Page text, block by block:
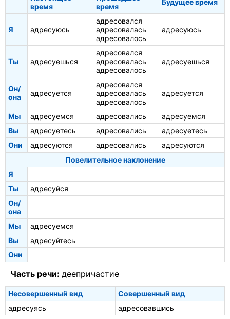
время
время
Будущее время
Я адресуюсь
адресовался
адресовалась
адресовалось
адресуюсь
Ты адресуешься
адресовался
адресовалась
адресовалось
адресуешься
Он/
она
адресуется
адресовался
адресовалась
адресовалось
адресуется
Мы адресуемся адресовались
адресуемся
Вы
адресуетесь адресовались
адресуетесь
Они
адресуются адресовались
адресуются
Повелительное наклонение
Я
Ты
адресуйся
Он/
она
Мы
адресуемся
Вы
адресуйтесь
Они
Часть речи: деепричастие
Несовершенный вид
Совершенный вид
адресуясь
адресовавшись